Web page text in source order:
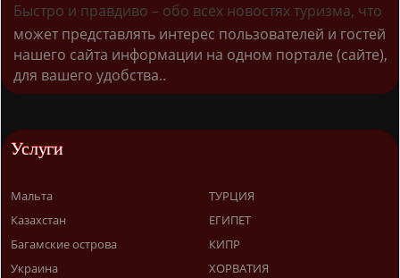
Быстро и правдиво – обо всех новостях туризма, что
может представлять интерес пользователей и гостей
нашего сайта информации на одном портале (сайте),
для вашего удобства..
Услуги
Мальта
Казахстан
Багамские острова
Украина
ТУРЦИЯ
ЕГИПЕТ
КИПР
ХОРВАТИЯ